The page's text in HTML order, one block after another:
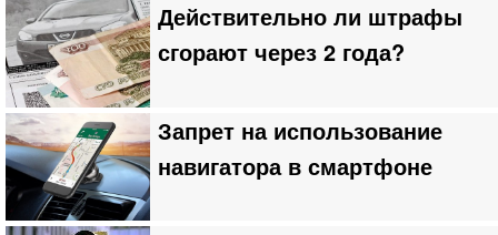
Действительно ли штрафы
сгорают через 2 года?
Запрет на использование
навигатора в смартфоне